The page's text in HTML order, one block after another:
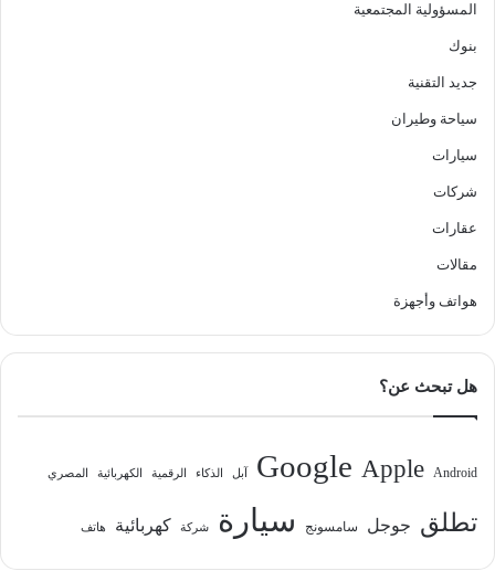
المسؤولية المجتمعية
بنوك
جديد التقنية
سياحة وطيران
سيارات
شركات
عقارات
مقالات
هواتف وأجهزة
هل تبحث عن؟
Android
Apple
Google آبل الذكاء الرقمية الكهربائية المصري
تطلق جوجل سامسونج سيارة شركة كهربائية هاتف